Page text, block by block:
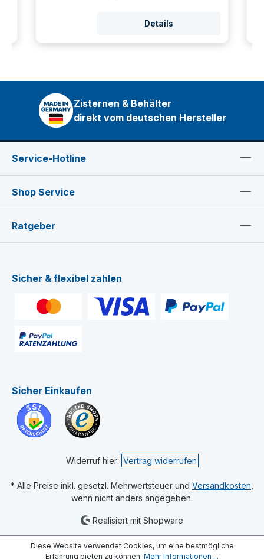
Details
Zisternen & Behälter
direkt vom deutschen Hersteller
Service-Hotline
Shop Service
Ratgeber
Sicher & flexibel zahlen
Sicher Einkaufen
Widerruf hier: Vertrag widerrufen
* Alle Preise inkl. gesetzl. Mehrwertsteuer und Versandkosten
wenn nicht anders angegeben.
Realisiert mit Shopware
Diese Website verwendet Cookies, um eine bestmögliche
Erfahrung bieten zu können. Mehr Informationen ...